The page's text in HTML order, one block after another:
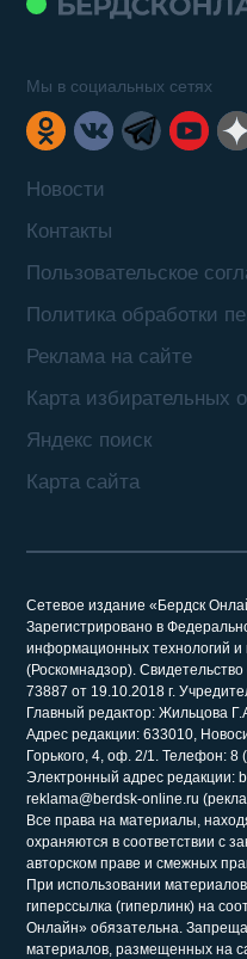
Новости
Контакты
Пользовательское
Политика обработки
Реклама на сайте
Карта избирательных
Яндекс поиск
Карта сайта
Мы в социальных сетях
Сетевое издание «Бердск
Зарегистрировано в
информационных технологий и
(Роскомнадзор).
73887 от 19.10.2018 г.
Главный редактор: Жильцова
Адрес редакции: 633010,
Горького, 4, оф. 2/1. Телефон: 8
Электронный адрес редакции:
reklama@berdsk-online.ru
Все права на материалы,
охраняются в соответствии с
авторском праве и смежных
При использовании
гиперссылка (гиперлинк) на
Онлайн» обязательна.
материалов, размещенных на